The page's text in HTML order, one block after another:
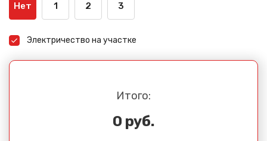
Нет 1 2 3
Электричество на участке
Итого:
0 руб.